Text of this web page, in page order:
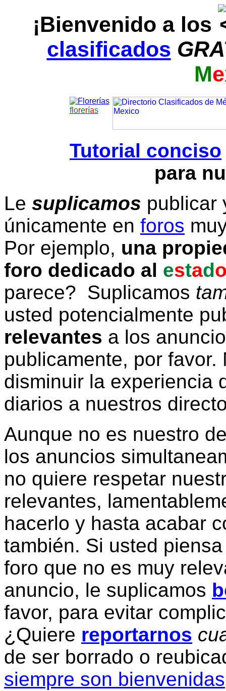
¡Bienvenido a los
clasificados
Me
florerías
Tutorial conciso
para
Le suplicamos publicar
únicamente en foros
Por ejemplo, una
foro dedicado al estad
parece? Suplicamos
usted potencialmente
relevantes a los
publicamente, por
disminuir la experiencia
diarios a nuestros
Aunque no es nuestro
los anuncios
no quiere respetar
relevantes,
hacerlo y hasta acabar
también. Si usted
foro que no es muy
anuncio, le suplicamos
favor, para evitar
¿Quiere reportarnos
de ser borrado o
siempre son bienvenidas